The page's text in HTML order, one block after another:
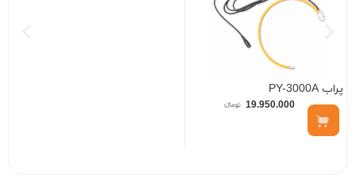
پراب PY-3000A
19.950.000